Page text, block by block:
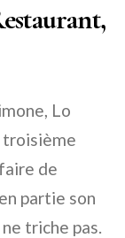
Lo
troisième
de
partie son
triche pas.